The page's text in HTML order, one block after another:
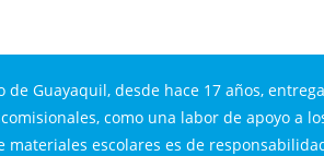
de Guayaquil, desde hace 17 años,
como una labor de apoyo a
materiales escolares es de